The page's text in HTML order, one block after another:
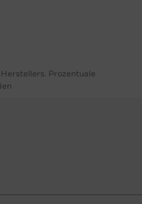
Prozentuale